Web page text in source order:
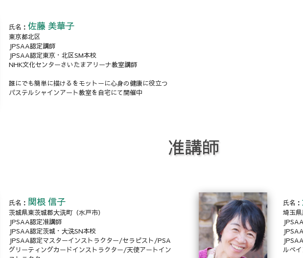
氏名： 佐藤 美華子
東京都北区
JPSAA認定講師
JPSAA認定東京・北区SM本校
NHK文化センターさいたまアリーナ教室講師
誰にでも簡単に描けるをモットーに心身の健康に役立つ
パステルシャインアート教室を自宅にて開催中
准講師
氏名： 関根 信子
茨城県東茨城郡大洗町（水戸市）
JPSAA認定准講師
JPSAA認定茨城・大洗SN本校
JPSAA認定マスターインストラクター/セラピスト/PSA
グリーティングカードインストラクター/天使アートイン
氏名：
埼玉
ルペ